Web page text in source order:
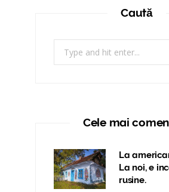
Caută
for:
Cele mai
La
La noi, e
rusine.